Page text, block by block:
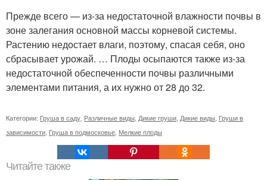
Прежде всего — из-за недостаточной влажности почвы в
зоне залегания основной массы корневой системы.
Растению недостает влаги, поэтому, спасая себя, оно
сбрасывает урожай. … Плоды осыпаются также из-за
недостаточной обеспеченности почвы различными
элементами питания, а их нужно от 28 до 32.
Категории: Груша в саду, Различные виды, Дикие груши, Дикие виды, Груши в
зависимости, Груша в подмосковье, Мелкие плоды
Читайте также